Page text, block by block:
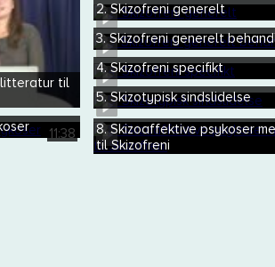
litteratur til
2. Skizofreni generelt
3. Skizofreni generelt
4. Skizofreni specifikt
5. Skizotypisk sindslidelse
11:38
8. Skizoaffektive psykoser
til Skizofreni